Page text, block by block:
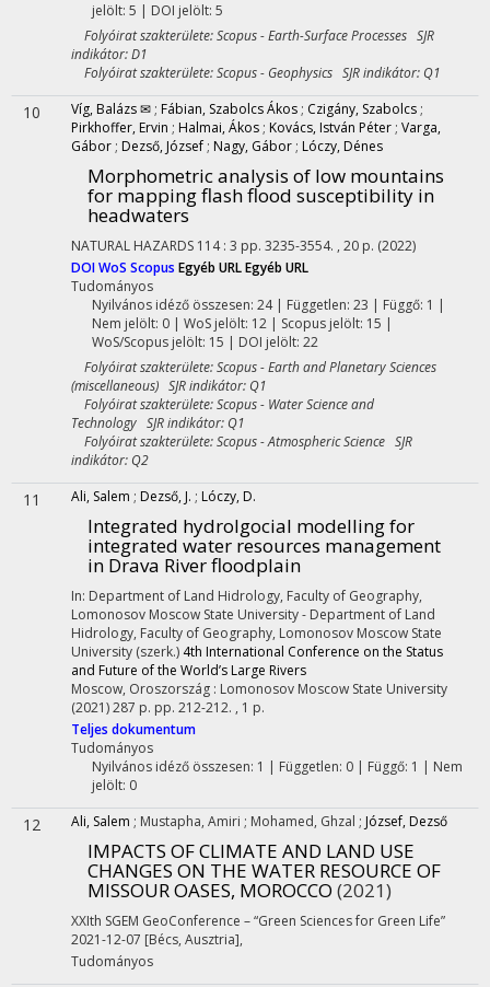
jelölt: 5 | DOI jelölt: 5
Folyóirat szakterülete: Scopus - Earth-Surface Processes SJR
indikátor: D1
Folyóirat szakterülete: Scopus - Geophysics SJR indikátor: Q1
10 Víg, Balázs ✉ ; Fábian, Szabolcs Ákos ; Czigány, Szabolcs ;
Pirkhoffer, Ervin ; Halmai, Ákos ; Kovács, István Péter ; Varga,
Gábor ; Dezső, József ; Nagy, Gábor ; Lóczy, Dénes
Morphometric analysis of low mountains
for mapping flash flood susceptibility in
headwaters
NATURAL HAZARDS 114: 3 pp. 3235-3554. , 20 p. (2022)
DOIWoS Scopus Egyéb URLEgyéb URL
Tudományos
Nyilvános idéző összesen: 24| Független: 23 | Függő: 1 |
Nem jelölt: 0 | WoS jelölt: 12 | Scopus jelölt: 15 |
WoS/Scopus jelölt: 15 | DOI jelölt: 22
Folyóirat szakterülete: Scopus - Earth and Planetary Sciences
(miscellaneous) SJR indikátor: Q1
Folyóirat szakterülete: Scopus - Water Science and
Technology SJR indikátor: Q1
Folyóirat szakterülete: Scopus - Atmospheric Science SJR
indikátor: Q2
11 Ali, Salem ; Dezső, J. ; Lóczy, D.
Integrated hydrolgocial modelling for
integrated water resources management
in Drava River floodplain
In: Department of Land Hidrology, Faculty of Geography,
Lomonosov Moscow State University - Department of Land
Hidrology, Faculty of Geography, Lomonosov Moscow State
University (szerk.) 4th International Conference on the Status
and Future of the World’s Large Rivers
Moscow, Oroszország : Lomonosov Moscow State University
(2021)287 p. pp. 212-212. , 1 p.
Teljes dokumentum
Tudományos
Nyilvános idéző összesen: 1 | Független: 0 | Függő: 1 | Nem
jelölt: 0
12 Ali, Salem ; Mustapha, Amiri ; Mohamed, Ghzal ; József, Dezső
IMPACTS OF CLIMATE AND LAND USE
CHANGES ON THE WATER RESOURCE OF
MISSOUR OASES, MOROCCO (2021)
XXIth SGEM GeoConference – “Green Sciences for Green Life”
2021-12-07 [Bécs, Ausztria],
Tudományos